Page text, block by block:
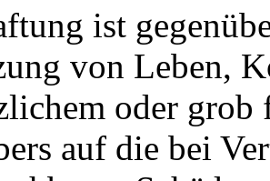
ist
von Leben,
oder grob
auf die bei